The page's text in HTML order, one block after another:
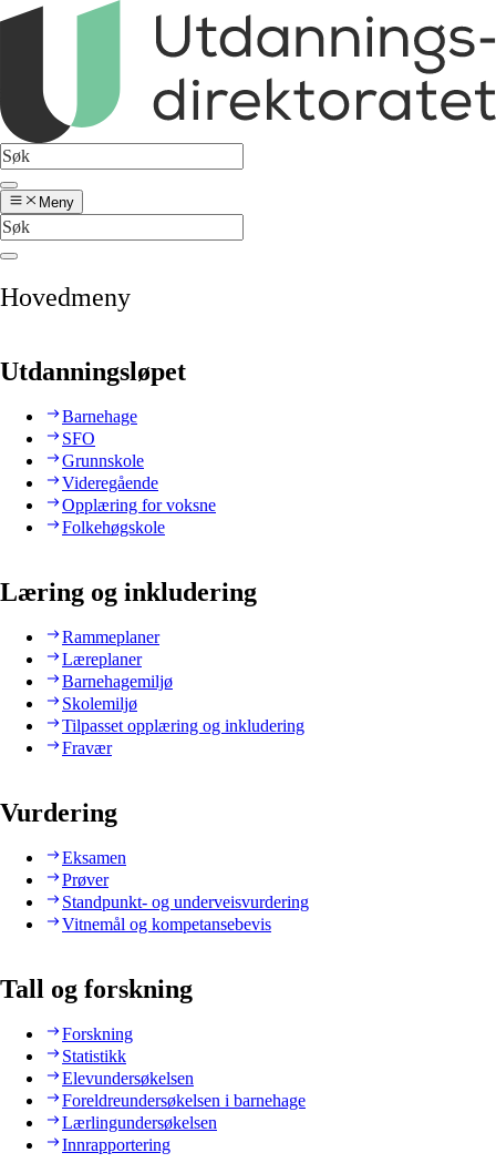
Meny
Hovedmeny
Utdanningsløpet
Barnehage
SFO
Grunnskole
Videregående
Opplæring for voksne
Folkehøgskole
Læring og inkludering
Rammeplaner
Læreplaner
Barnehagemiljø
Skolemiljø
Tilpasset opplæring og inkludering
Fravær
Vurdering
Eksamen
Prøver
Standpunkt- og underveisvurdering
Vitnemål og kompetansebevis
Tall og forskning
Forskning
Statistikk
Elevundersøkelsen
Foreldreundersøkelsen i barnehage
Lærlingundersøkelsen
Innrapportering